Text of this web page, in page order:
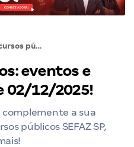
Concursos públicos: eventos e aulas gratuitas de 02/12/2025!
eventos e
02/12/2025!
complemente a sua
públicos SEFAZ SP,